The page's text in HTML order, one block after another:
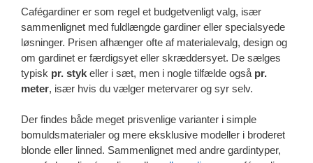
Cafégardiner er som regel et budgetvenligt valg, især
sammenlignet med fuldlængde gardiner eller specialsyede
løsninger. Prisen afhænger ofte af materialevalg, design og
om gardinet er færdigsyet eller skræddersyet. De sælges
typisk pr. styk eller i sæt, men i nogle tilfælde også pr.
meter, især hvis du vælger metervarer og syr selv.
Der findes både meget prisvenlige varianter i simple
bomuldsmaterialer og mere eksklusive modeller i broderet
blonde eller linned. Sammenlignet med andre gardintyper,